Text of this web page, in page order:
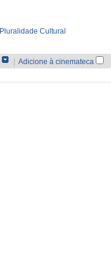
Pluralidade Cultural
Adicione à cinemateca